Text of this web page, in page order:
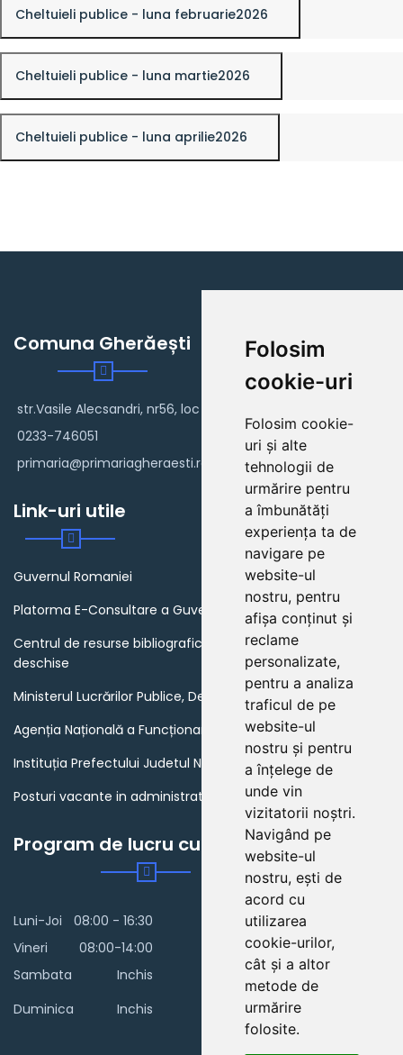
Folosim
cookie-uri
Folosim cookie-
uri și alte
tehnologii de
urmărire pentru
a îmbunătăți
experiența ta de
navigare pe
website-ul
nostru, pentru
afișa conținut și
reclame
personalizate,
pentru a analiza
traficul de pe
website-ul
nostru și pentru
a înțelege de
unde vin
vizitatorii noștri.
Navigând pe
website-ul
nostru, ești de
acord cu
utilizarea
cookie-urilor,
cât și a altor
metode de
urmărire
folosite.
Cheltuieli publice - luna februarie2026
Cheltuieli publice - luna martie2026
Cheltuieli publice - luna aprilie2026
Comuna Gherăești
str.Vasile Alecsandri, nr56, loc Gherăești
0233-746051
primaria@primariagheraesti.ro
Link-uri utile
Guvernul Romaniei
Platorma E-Consultare a Guvernului Romaniei
Centrul de resurse bibliografice in domeniul guvernarii
deschise
Ministerul Lucrărilor Publice, Dezvoltării și Administrației
Agenția Națională a Funcționarilor Publici
Instituția Prefectului Judetul Neamt
Posturi vacante in administratia publica din Romania
Program de lucru cu publicul
Luni-Joi
08:00 - 16:30
Vineri
08:00-14:00
Sambata
Inchis
Duminica
Inchis